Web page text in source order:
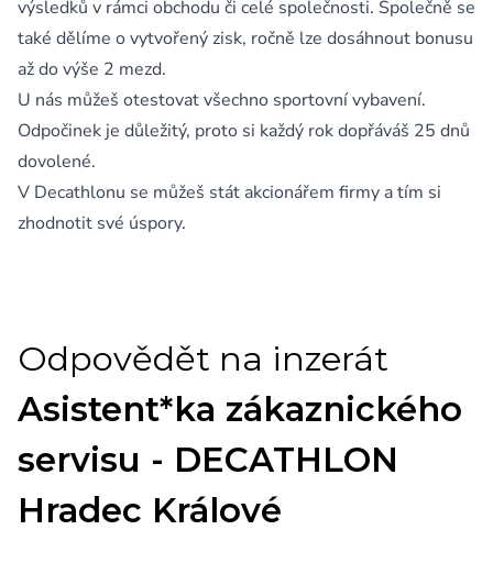
výsledků v rámci obchodu či celé společnosti. Společně se
také dělíme o vytvořený zisk, ročně lze dosáhnout bonusu
až do výše 2 mezd.
U nás můžeš otestovat všechno sportovní vybavení.
Odpočinek je důležitý, proto si každý rok dopřáváš 25 dnů
dovolené.
V Decathlonu se můžeš stát akcionářem firmy a tím si
zhodnotit své úspory.